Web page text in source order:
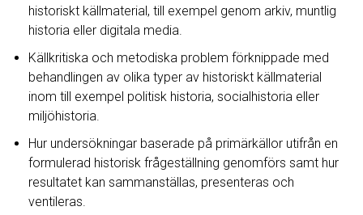
historiskt källmaterial, till exempel genom arkiv, muntlig
historia eller digitala media.
Källkritiska och metodiska problem förknippade med
behandlingen av olika typer av historiskt källmaterial
inom till exempel politisk historia, socialhistoria eller
miljöhistoria.
Hur undersökningar baserade på primärkällor utifrån en
formulerad historisk frågeställning genomförs samt hur
resultatet kan sammanställas, presenteras och
ventileras.